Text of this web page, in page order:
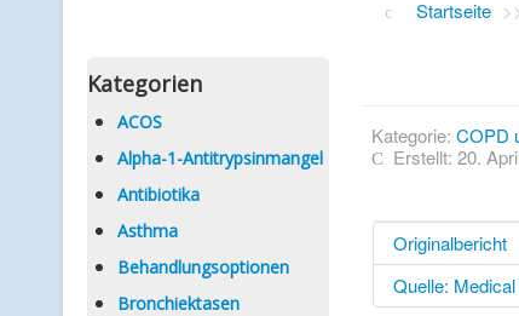
Kategorien
ACOS
Alpha-1-Antitrypsinmangel
Antibiotika
Asthma
Behandlungsoptionen
Bronchiektasen
Startseite
Kategorie: COPD
Erstellt: 20.
Originalbericht
Quelle: